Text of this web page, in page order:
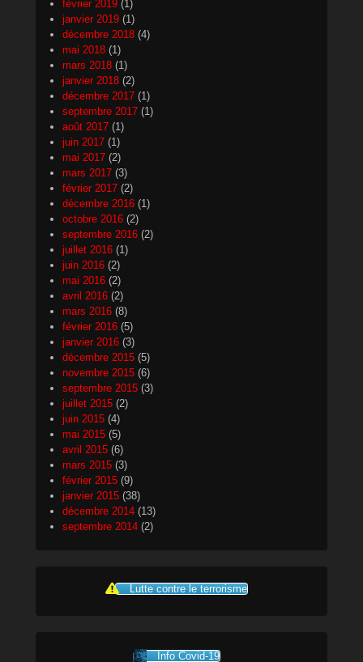
février 2019 (1)
janvier 2019 (1)
décembre 2018 (4)
mai 2018 (1)
mars 2018 (1)
janvier 2018 (2)
décembre 2017 (1)
septembre 2017 (1)
août 2017 (1)
juin 2017 (1)
mai 2017 (2)
mars 2017 (3)
février 2017 (2)
décembre 2016 (1)
octobre 2016 (2)
septembre 2016 (2)
juillet 2016 (1)
juin 2016 (2)
mai 2016 (2)
avril 2016 (2)
mars 2016 (8)
février 2016 (5)
janvier 2016 (3)
décembre 2015 (5)
novembre 2015 (6)
septembre 2015 (3)
juillet 2015 (2)
juin 2015 (4)
mai 2015 (5)
avril 2015 (6)
mars 2015 (3)
février 2015 (9)
janvier 2015 (38)
décembre 2014 (13)
septembre 2014 (2)
Lutte contre le terrorisme
Info Covid-19